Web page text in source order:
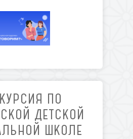
ПО
ДЕТСКОЙ
ШКОЛЕ